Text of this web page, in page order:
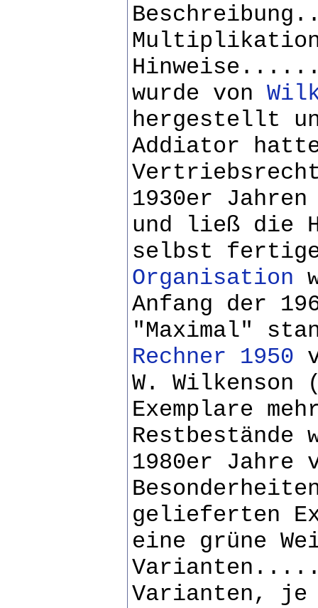
wurde von
hergestellt
Addiator
1930er
und ließ die
selbst
Organisation
Anfang der
"Maximal"
Rechner 1950
W.
Exemplare
1980er Jahre
gelieferten
eine grüne
Varianten, je